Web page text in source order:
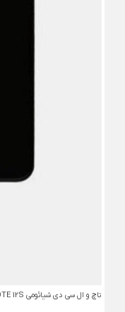
تاچ و ال سی دی شیائومی TOUCH/LCD XIAOMI REDMI NOTE 12S